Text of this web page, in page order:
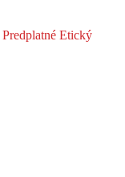
Predplatné Etický